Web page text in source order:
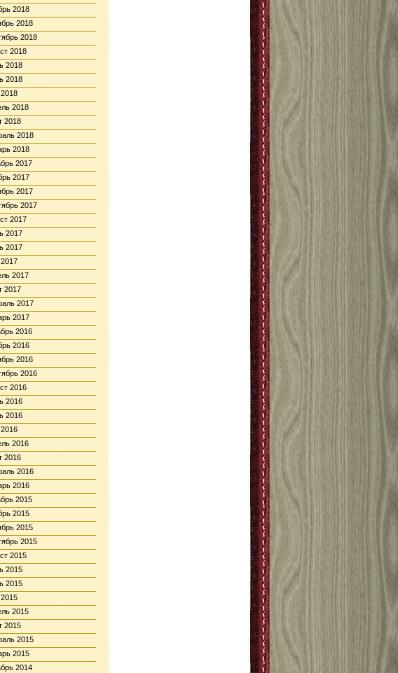
2018
2018
2018
2018
2018
2018
2018
2018
2018
2018
2017
2017
2017
2017
2017
2017
2017
2017
2017
2017
2017
2016
2016
2016
2016
2016
2016
2016
2016
2016
2016
2016
2015
2015
2015
2015
2015
2015
2015
2015
2015
2015
2015
2014